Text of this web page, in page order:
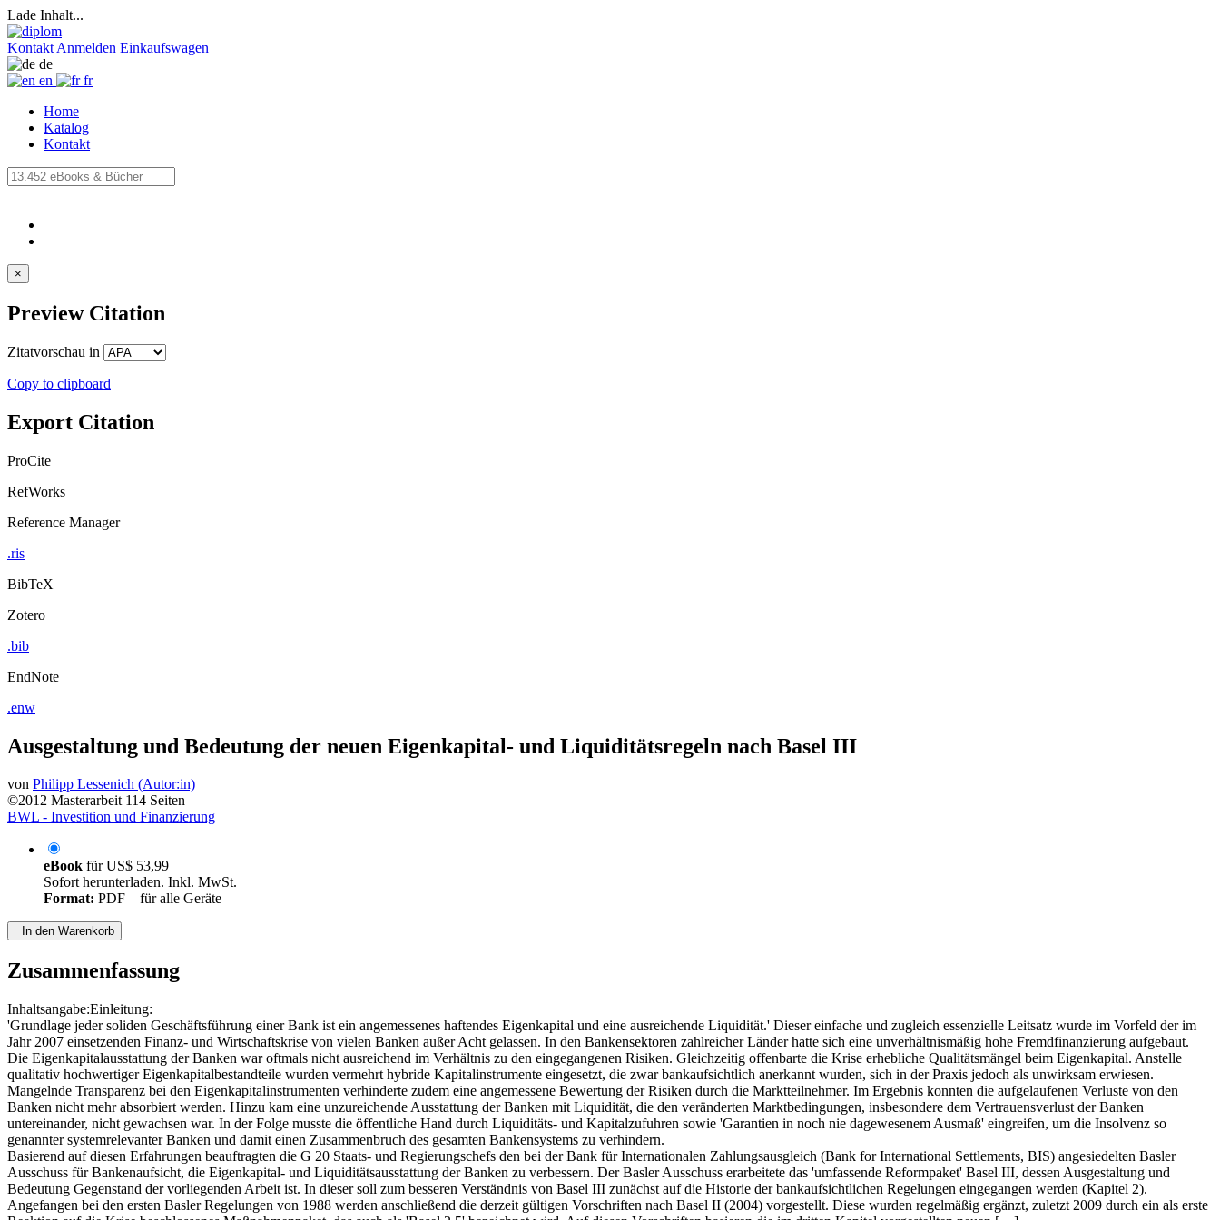
Lade Inhalt...
Kontakt Anmelden Einkaufswagen
de
en
fr
Home
Katalog
Kontakt
×
Preview Citation
Zitatvorschau in
Copy to clipboard
Export Citation
ProCite
RefWorks
Reference Manager
.ris
BibTeX
Zotero
.bib
EndNote
.enw
Ausgestaltung und Bedeutung der neuen Eigenkapital- und Liquiditätsregeln nach Basel III
von Philipp Lessenich (Autor:in)
©2012 Masterarbeit 114 Seiten
BWL - Investition und Finanzierung
eBook fürUS$ 53,99
Sofort herunterladen. Inkl. MwSt.
Format: PDF – für alle Geräte
In den Warenkorb
Zusammenfassung
Inhaltsangabe:Einleitung:
'Grundlage jeder soliden Geschäftsführung einer Bank ist ein angemessenes haftendes Eigenkapital und eine ausreichende Liquidität.' Dieser einfache und zugleich essenzielle Leitsatz wurde im Vorfeld der im
Jahr 2007 einsetzenden Finanz- und Wirtschaftskrise von vielen Banken außer Acht gelassen. In den Bankensektoren zahlreicher Länder hatte sich eine unverhältnismäßig hohe Fremdfinanzierung aufgebaut.
Die Eigenkapitalausstattung der Banken war oftmals nicht ausreichend im Verhältnis zu den eingegangenen Risiken. Gleichzeitig offenbarte die Krise erhebliche Qualitätsmängel beim Eigenkapital. Anstelle
qualitativ hochwertiger Eigenkapitalbestandteile wurden vermehrt hybride Kapitalinstrumente eingesetzt, die zwar bankaufsichtlich anerkannt wurden, sich in der Praxis jedoch als unwirksam erwiesen.
Mangelnde Transparenz bei den Eigenkapitalinstrumenten verhinderte zudem eine angemessene Bewertung der Risiken durch die Marktteilnehmer. Im Ergebnis konnten die aufgelaufenen Verluste von den
Banken nicht mehr absorbiert werden. Hinzu kam eine unzureichende Ausstattung der Banken mit Liquidität, die den veränderten Marktbedingungen, insbesondere dem Vertrauensverlust der Banken
untereinander, nicht gewachsen war. In der Folge musste die öffentliche Hand durch Liquiditäts- und Kapitalzufuhren sowie 'Garantien in noch nie dagewesenem Ausmaß' eingreifen, um die Insolvenz so
genannter systemrelevanter Banken und damit einen Zusammenbruch des gesamten Bankensystems zu verhindern.
Basierend auf diesen Erfahrungen beauftragten die G 20 Staats- und Regierungschefs den bei der Bank für Internationalen Zahlungsausgleich (Bank for International Settlements, BIS) angesiedelten Basler
Ausschuss für Bankenaufsicht, die Eigenkapital- und Liquiditätsausstattung der Banken zu verbessern. Der Basler Ausschuss erarbeitete das 'umfassende Reformpaket' Basel III, dessen Ausgestaltung und
Bedeutung Gegenstand der vorliegenden Arbeit ist. In dieser soll zum besseren Verständnis von Basel III zunächst auf die Historie der bankaufsichtlichen Regelungen eingegangen werden (Kapitel 2).
Angefangen bei den ersten Basler Regelungen von 1988 werden anschließend die derzeit gültigen Vorschriften nach Basel II (2004) vorgestellt. Diese wurden regelmäßig ergänzt, zuletzt 2009 durch ein als erste